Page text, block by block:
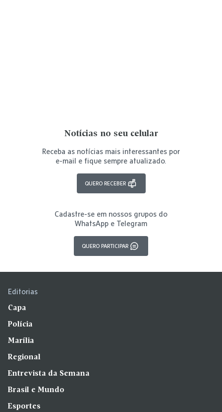
Notícias no seu celular
Receba as notícias mais interessantes por
e-mail e fique sempre atualizado.
QUERO RECEBER
Cadastre-se em nossos grupos do
WhatsApp e Telegram
QUERO PARTICIPAR
Editorias
Capa
Polícia
Marília
Regional
Entrevista da Semana
Brasil e Mundo
Esportes